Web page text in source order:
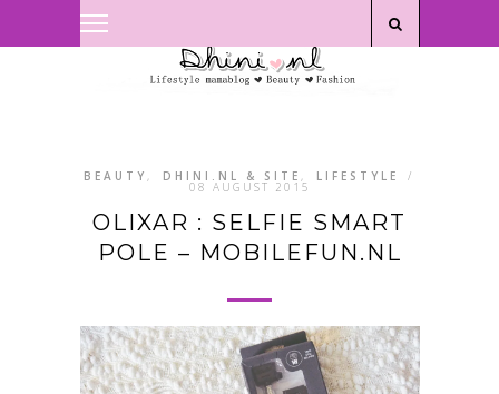
BEAUTY , DHINI.NL & SITE , LIFESTYLE /
08 AUGUST 2015
OLIXAR : SELFIE SMART
POLE – MOBILEFUN.NL